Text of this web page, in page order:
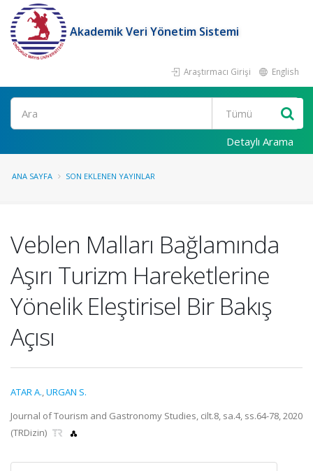
Akademik Veri Yönetim Sistemi
Araştırmacı Girişi English
Ara
Detaylı Arama
ANA SAYFA SON EKLENEN YAYINLAR
Veblen Malları Bağlamında
Aşırı Turizm Hareketlerine
Yönelik Eleştirisel Bir Bakış
Açısı
ATAR A.,URGAN S.
Journal of Tourism and Gastronomy Studies, cilt.8, sa.4, ss.64-78, 2020
(TRDizin)